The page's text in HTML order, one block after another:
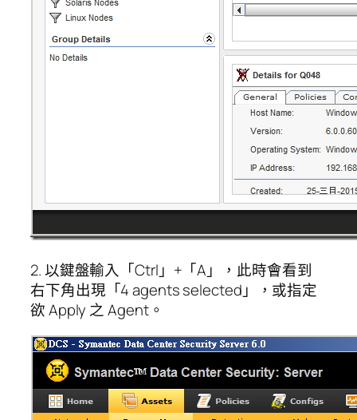
2. 以鍵盤輸入「Ctrl」+「A」，此時會看到
右下角出現「4 agents selected」，或指定
欲 Apply 之 Agent。